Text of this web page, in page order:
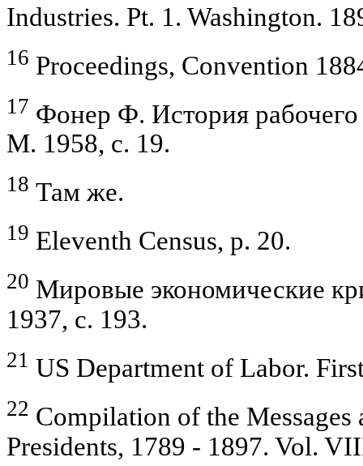
Industries. Pt. 1. Washington.
16 Proceedings, Convention
17 Фонер Ф. История
М. 1958, с. 19.
18 Там же.
19 Eleventh Census, p. 20.
20 Мировые экономические
1937, с. 193.
21 US Department of Labor.
22 Compilation of the Messages
Presidents, 1789 - 1897. Vol.